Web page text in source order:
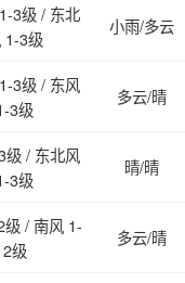
3级 / 东北
1-3级
小雨/多云
3级 / 东风
3级
多云/晴
级 / 东北风
3级
晴/晴
/ 南风 1-
2级
多云/晴